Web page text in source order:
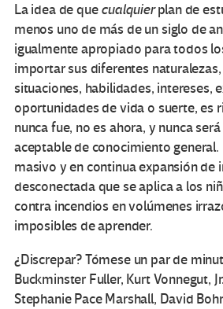
La idea de quecualquierplan de
menos uno de más de un siglo de
igualmente apropiado para todos
importar sus diferentes
situaciones, habilidades, intereses,
oportunidades de vida o suerte, es
nunca fue, no es ahora, y nunca
aceptable de conocimiento
masivo y en continua expansión de
desconectada que se aplica a los
contra incendios en volúmenes
imposibles de aprender.
¿Discrepar? Tómese un par de
Buckminster Fuller, Kurt Vonnegut,
Stephanie Pace Marshall, David